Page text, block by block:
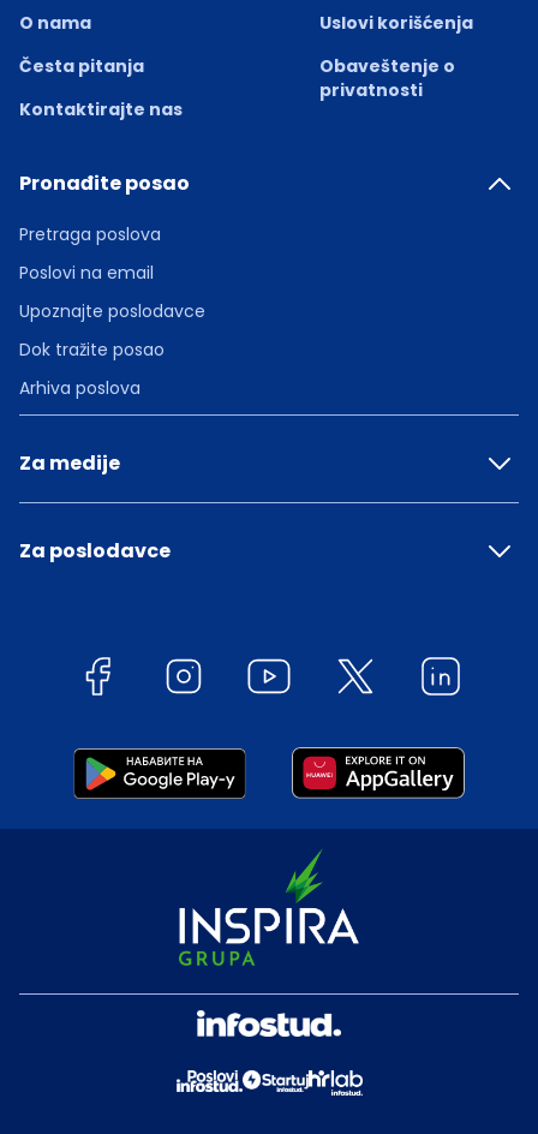
O nama
Česta pitanja
Kontaktirajte nas
Uslovi korišćenja
Obaveštenje o
privatnosti
Pronađite posao
Pretraga poslova
Poslovi na email
Upoznajte poslodavce
Dok tražite posao
Arhiva poslova
Za medije
Za poslodavce